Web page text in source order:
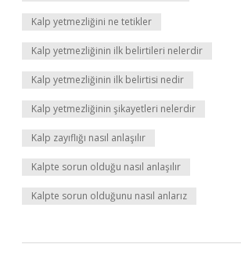
Kalp yetmezliğini ne tetikler
Kalp yetmezliğinin ilk belirtileri nelerdir
Kalp yetmezliğinin ilk belirtisi nedir
Kalp yetmezliğinin şikayetleri nelerdir
Kalp zayıflığı nasıl anlaşılır
Kalpte sorun olduğu nasıl anlaşılır
Kalpte sorun olduğunu nasıl anlarız